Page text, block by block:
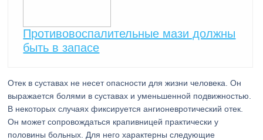
Противовоспалительные мази должны
быть в запасе
Отек в суставах не несет опасности для жизни человека. Он
выражается болями в суставах и уменьшенной подвижностью.
В некоторых случаях фиксируется ангионевротический отек.
Он может сопровождаться крапивницей практически у
половины больных. Для него характерны следующие